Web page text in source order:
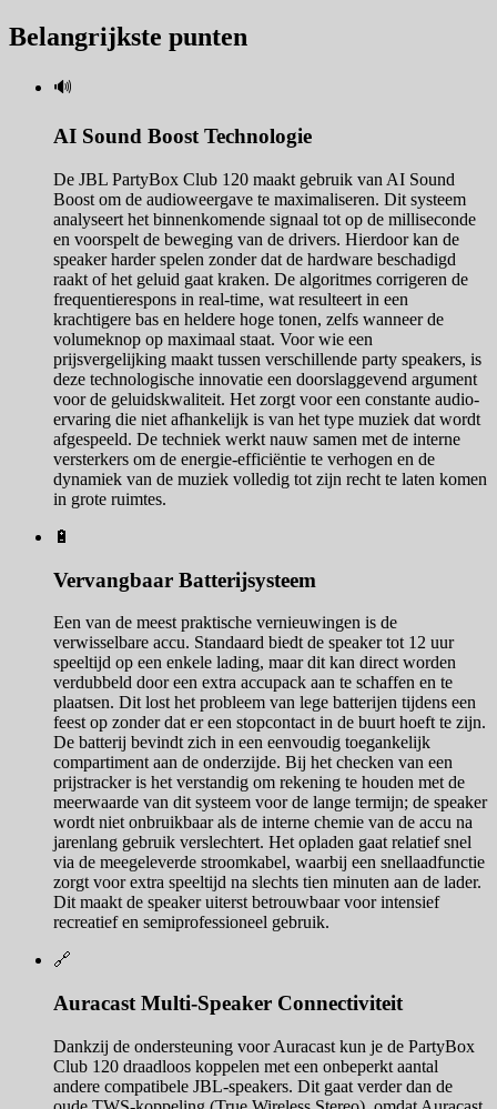
Belangrijkste punten
🔊
AI Sound Boost Technologie
De JBL PartyBox Club 120 maakt gebruik van AI Sound
Boost om de audioweergave te maximaliseren. Dit systeem
analyseert het binnenkomende signaal tot op de milliseconde
en voorspelt de beweging van de drivers. Hierdoor kan de
speaker harder spelen zonder dat de hardware beschadigd
raakt of het geluid gaat kraken. De algoritmes corrigeren de
frequentierespons in real-time, wat resulteert in een
krachtigere bas en heldere hoge tonen, zelfs wanneer de
volumeknop op maximaal staat. Voor wie een
prijsvergelijking maakt tussen verschillende party speakers, is
deze technologische innovatie een doorslaggevend argument
voor de geluidskwaliteit. Het zorgt voor een constante audio-
ervaring die niet afhankelijk is van het type muziek dat wordt
afgespeeld. De techniek werkt nauw samen met de interne
versterkers om de energie-efficiëntie te verhogen en de
dynamiek van de muziek volledig tot zijn recht te laten komen
in grote ruimtes.
🔋
Vervangbaar Batterijsysteem
Een van de meest praktische vernieuwingen is de
verwisselbare accu. Standaard biedt de speaker tot 12 uur
speeltijd op een enkele lading, maar dit kan direct worden
verdubbeld door een extra accupack aan te schaffen en te
plaatsen. Dit lost het probleem van lege batterijen tijdens een
feest op zonder dat er een stopcontact in de buurt hoeft te zijn.
De batterij bevindt zich in een eenvoudig toegankelijk
compartiment aan de onderzijde. Bij het checken van een
prijstracker is het verstandig om rekening te houden met de
meerwaarde van dit systeem voor de lange termijn; de speaker
wordt niet onbruikbaar als de interne chemie van de accu na
jarenlang gebruik verslechtert. Het opladen gaat relatief snel
via de meegeleverde stroomkabel, waarbij een snellaadfunctie
zorgt voor extra speeltijd na slechts tien minuten aan de lader.
Dit maakt de speaker uiterst betrouwbaar voor intensief
recreatief en semiprofessioneel gebruik.
🔗
Auracast Multi-Speaker Connectiviteit
Dankzij de ondersteuning voor Auracast kun je de PartyBox
Club 120 draadloos koppelen met een onbeperkt aantal
andere compatibele JBL-speakers. Dit gaat verder dan de